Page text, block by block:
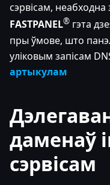
сэрвісам, неабходна
FASTPANEL® гэта
пры ўмове, што
уліковым запісам
артыкулам
даменаў
сэрвісам